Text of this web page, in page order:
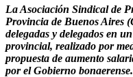
La Asociación Sindical de
Provincia de Buenos Aires
delegadas y delegados en
provincial, realizado por
propuesta de aumento
por el Gobierno bonaerense.